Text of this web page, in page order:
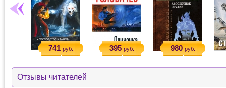
741 руб. 395 руб. 980 руб.
Отзывы читателей